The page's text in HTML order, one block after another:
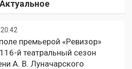
Актуальное
премьерой «Ревизор»
й театральный сезон
А. В. Луначарского